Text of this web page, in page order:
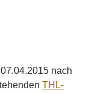
nach
THL-